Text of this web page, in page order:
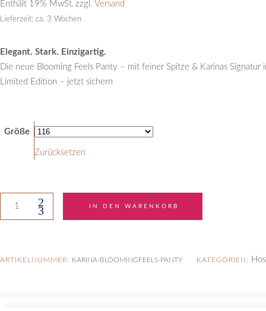
Enthält 19% MwSt. zzgl. Versand
Lieferzeit: ca. 3 Wochen
Elegant. Stark. Einzigartig.
Die neue Blooming Feels Panty – mit feiner Spitze & Karinas Signatur
Limited Edition – jetzt sichern
Größe
Zurücksetzen
Karina
Schönmaier
Panty
IN DEN WARENKORB
ARTIKELNUMMER: KARINA-BLOOMINGFEELS-PANTY KATEGORIEN: